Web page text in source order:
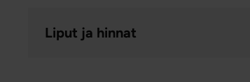
Avaa sivujen valikko
Liput ja hinnat